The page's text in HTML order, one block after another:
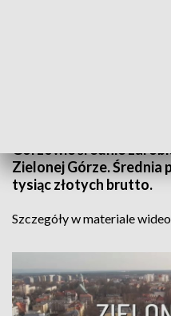
Gorzowie średnie
Zielonej Górze. Średnia
tysiąc złotych brutto.
Szczegóły w materiale